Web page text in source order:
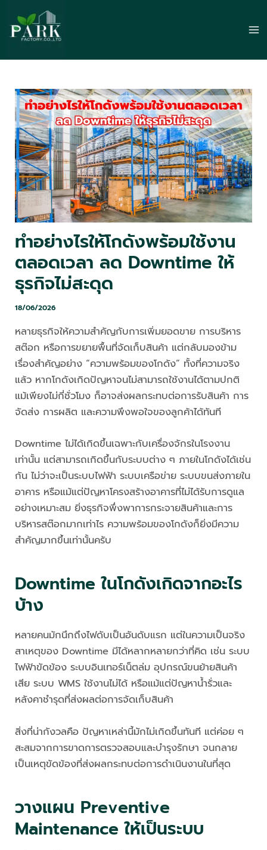
content
ทำอย่างไรให้โกดังพร้อมใช้งาน
ตลอดเวลา ลด Downtime ให้
ธุรกิจไม่สะดุด
18/06/2026
หลายธุรกิจให้ความสำคัญกับการเพิ่มยอดขาย การบริหาร
สต๊อก หรือการขยายพื้นที่จัดเก็บสินค้า แต่กลับมองข้าม
เรื่องสำคัญอย่าง “ความพร้อมของโกดัง” ทั้งที่ความจริง
แล้ว หากโกดังเกิดปัญหาจนไม่สามารถใช้งานได้ตามปกติ
แม้เพียงไม่กี่ชั่วโมง ก็อาจส่งผลกระทบต่อการรับสินค้า การ
จัดส่ง การผลิต และความพึงพอใจของลูกค้าได้ทันที
Downtime ไม่ได้เกิดขึ้นเฉพาะกับเครื่องจักรในโรงงาน
เท่านั้น แต่สามารถเกิดขึ้นกับระบบต่าง ๆ ภายในโกดังได้เช่น
กัน ไม่ว่าจะเป็นระบบไฟฟ้า ระบบเครือข่าย ระบบขนส่งภายใน
อาคาร หรือแม้แต่ปัญหาโครงสร้างอาคารที่ไม่ได้รับการดูแล
อย่างเหมาะสม ยิ่งธุรกิจพึ่งพาการกระจายสินค้าและการ
บริหารสต๊อกมากเท่าไร ความพร้อมของโกดังก็ยิ่งมีความ
สำคัญมากขึ้นเท่านั้นครับ
Downtime ในโกดังเกิดจากอะไร
บ้าง
หลายคนมักนึกถึงไฟดับเป็นอันดับแรก แต่ในความเป็นจริง
สาเหตุของ Downtime มีได้หลากหลายกว่าที่คิด เช่น ระบบ
ไฟฟ้าขัดข้อง ระบบอินเทอร์เน็ตล่ม อุปกรณ์ขนย้ายสินค้า
เสีย ระบบ WMS ใช้งานไม่ได้ หรือแม้แต่ปัญหาน้ำรั่วและ
หลังคาชำรุดที่ส่งผลต่อการจัดเก็บสินค้า
สิ่งที่น่ากังวลคือ ปัญหาเหล่านี้มักไม่เกิดขึ้นทันที แต่ค่อย ๆ
สะสมจากการขาดการตรวจสอบและบำรุงรักษา จนกลาย
เป็นเหตุขัดข้องที่ส่งผลกระทบต่อการดำเนินงานในที่สุด
วางแผน Preventive
Maintenance ให้เป็นระบบ